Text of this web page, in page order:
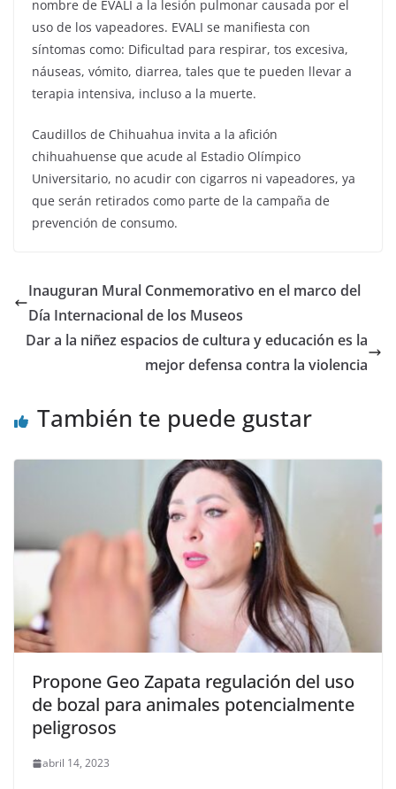
nombre de EVALI a la lesión pulmonar causada por el
uso de los vapeadores. EVALI se manifiesta con
síntomas como: Dificultad para respirar, tos excesiva,
náuseas, vómito, diarrea, tales que te pueden llevar a
terapia intensiva, incluso a la muerte.
Caudillos de Chihuahua invita a la afición
chihuahuense que acude al Estadio Olímpico
Universitario, no acudir con cigarros ni vapeadores, ya
que serán retirados como parte de la campaña de
prevención de consumo.
Inauguran Mural Conmemorativo en el marco del
Día Internacional de los Museos
Dar a la niñez espacios de cultura y educación es la
mejor defensa contra la violencia
También te puede gustar
Propone Geo Zapata regulación del uso
de bozal para animales potencialmente
peligrosos
abril 14, 2023